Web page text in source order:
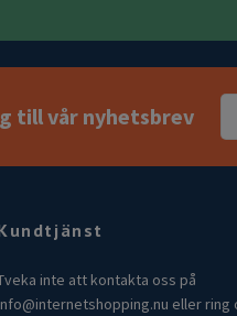
till vår nyhetsbrev
inte att kontakta oss på
eller ring